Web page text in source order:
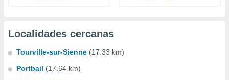
Localidades cercanas
Tourville-sur-Sienne (17.33 km)
Portbail (17.64 km)